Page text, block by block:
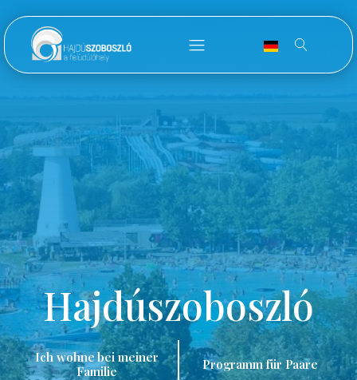
Hajdúszoboszló
Ich wohne bei meiner
Familie
Programm für Paare